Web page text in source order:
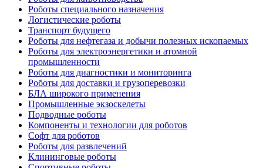
Роботы специального назначения
Логистические роботы
Транспорт будущего
Роботы для нефтегаза и добычи полезных ископаемых
Роботы для электроэнергетики и атомной
промышленности
Роботы для диагностики и мониторинга
Роботы для доставки и грузоперевозки
БЛА широкого применения
Промышленные экзоскелеты
Подводные роботы
Компоненты и технологии для роботов
Софт для роботов
Роботы для развлечений
Клининговые роботы